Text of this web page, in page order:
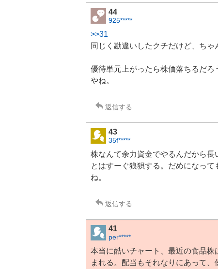
44
925*****
>>31
同じく勘違いしたクチだけど、ちゃ
優待単元上がったら株価落ちるだ
やね。
返信する
43
35f*****
株なんて余力資金でやるんだから
とはすーぐ狼狽する。だめになっ
ね。
返信する
41
per*****
本当に酷いチャート、最近の食品株
まれる。配当もそれなりにあって